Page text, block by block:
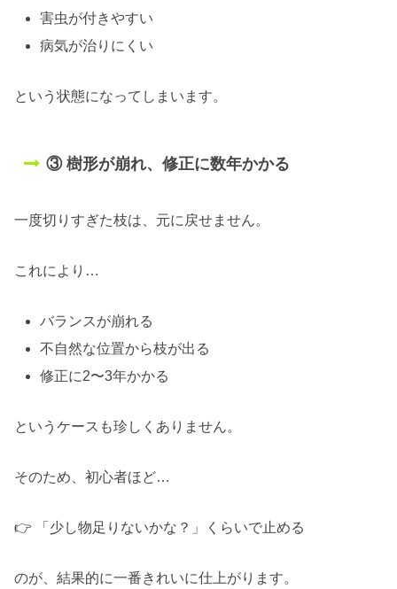
害虫が付きやすい
病気が治りにくい
という状態になってしまいます。
③ 樹形が崩れ、修正に数年かかる
一度切りすぎた枝は、元に戻せません。
これにより…
バランスが崩れる
不自然な位置から枝が出る
修正に2〜3年かかる
というケースも珍しくありません。
そのため、初心者ほど…
👉 「少し物足りないかな？」くらいで止める
のが、結果的に一番きれいに仕上がります。